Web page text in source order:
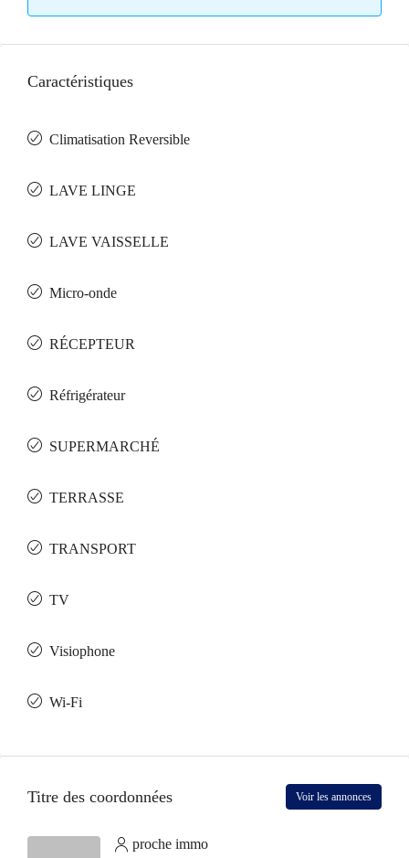
Caractéristiques
Climatisation Reversible
LAVE LINGE
LAVE VAISSELLE
Micro-onde
RÉCEPTEUR
Réfrigérateur
SUPERMARCHÉ
TERRASSE
TRANSPORT
TV
Visiophone
Wi-Fi
Titre des coordonnées Voir les annonces
proche immo